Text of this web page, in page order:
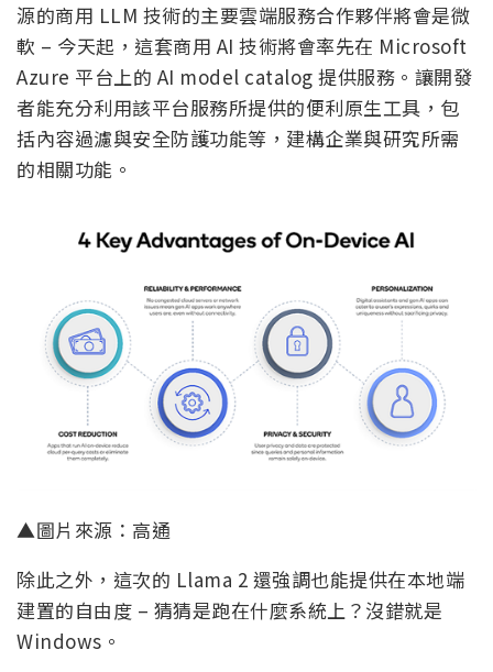
源的商用 LLM 技術的主要雲端服務合作夥伴將會是微
軟 – 今天起，這套商用 AI 技術將會率先在 Microsoft
Azure 平台上的 AI model catalog 提供服務。讓開發
者能充分利用該平台服務所提供的便利原生工具，包
括內容過濾與安全防護功能等，建構企業與研究所需
的相關功能。
▲圖片來源：高通
除此之外，這次的 Llama 2 還強調也能提供在本地端
建置的自由度 – 猜猜是跑在什麼系統上？沒錯就是
Windows。